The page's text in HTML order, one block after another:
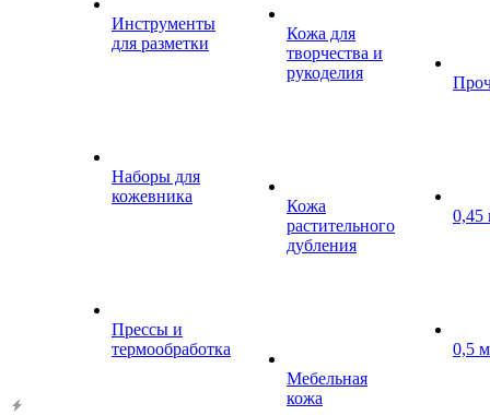
Инструменты
для разметки
Наборы для
кожевника
Прессы и
термообработка
Кожа для
творчества и
рукоделия
Кожа
растительного
дубления
Мебельная
кожа
0,45
0,5